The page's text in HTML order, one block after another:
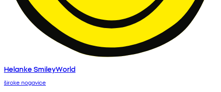
Helanke SmileyWorld
široke nogavice